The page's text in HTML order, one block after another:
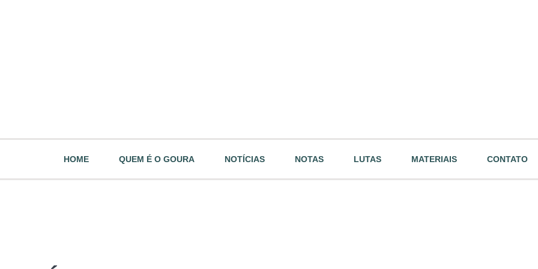
HOME QUEM É O GOURA NOTÍCIAS NOTAS LUTAS MATERIAIS CONTATO